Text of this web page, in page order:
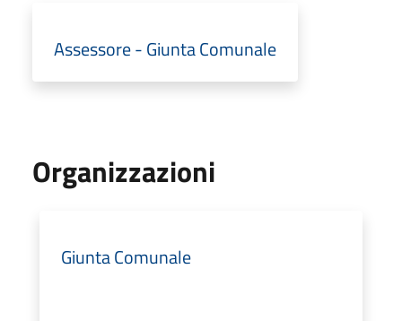
Assessore - Giunta Comunale
Organizzazioni
Giunta Comunale